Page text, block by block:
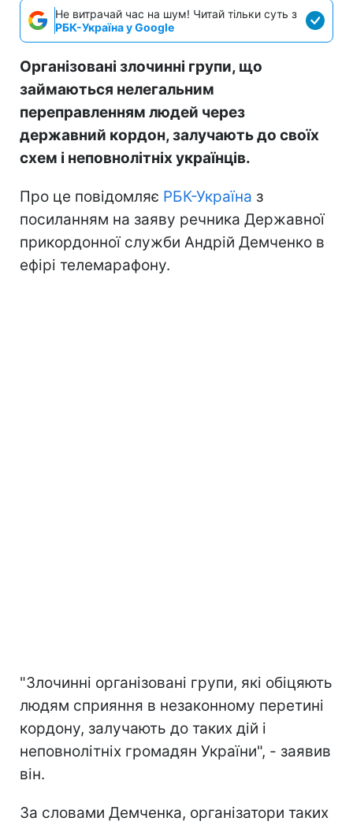
Не витрачай час на шум! Читай тільки суть з
РБК-Україна у Google
Організовані злочинні групи, що
займаються нелегальним
переправленням людей через
державний кордон, залучають до своїх
схем і неповнолітніх українців.
Про це повідомляє РБК-Україна з
посиланням на заяву речника Державної
прикордонної служби Андрій Демченко в
ефірі телемарафону.
"Злочинні організовані групи, які обіцяють
людям сприяння в незаконному перетині
кордону, залучають до таких дій і
неповнолітніх громадян України", - заявив
він.
За словами Демченка, організатори таких